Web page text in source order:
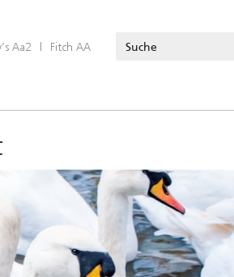
Aa2 | Fitch AA